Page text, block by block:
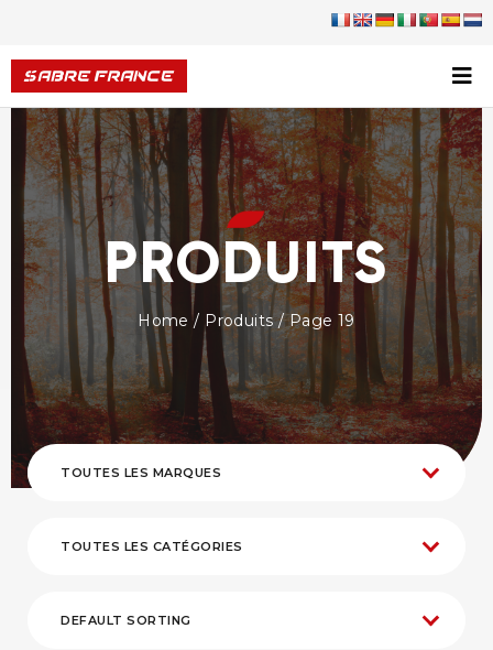
PRODUITS
Home / Produits/ Page 19